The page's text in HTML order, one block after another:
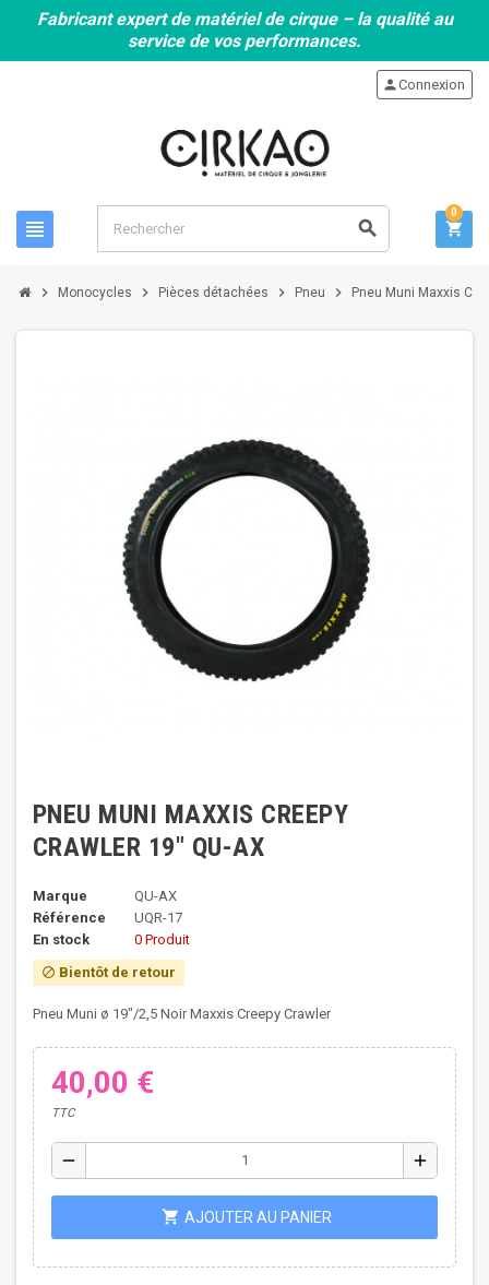
Fabricant expert de matériel de cirque – la qualité au
service de vos performances.
view_headline search
personConnexion
shopping_cart
0
chevron_right Monocycles chevron_right Pièces détachées chevron_right Pneu chevron_right Pneu Muni Maxxis
PNEU MUNI MAXXIS CREEPY
CRAWLER 19" QU-AX
Marque
QU-AX
Référence
UQR-17
En stock
0 Produit
block Bientôt de retour
Pneu Muni ø 19"/2,5 Noir Maxxis Creepy Crawler
40,00 €
TTC
remove add
shopping_cart AJOUTER AU PANIER